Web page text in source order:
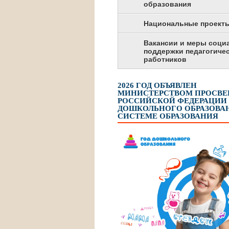
образования
Национальные
Вакансии и меры
поддержки
работников
2026 ГОД ОБЪЯВЛЕН
МИНИСТЕРСТВОМ
РОССИЙСКОЙ ФЕДЕРАЦИИ
ДОШКОЛЬНОГО
СИСТЕМЕ ОБРАЗОВАНИЯ